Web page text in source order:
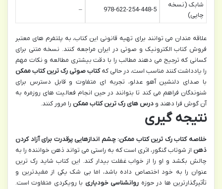
شابک (نسخه
چاپی)
978-622-254-448-5
–
علاقه مندان می توانند برای تهیه قانونی این کتاب، به پلتفرم های معتبر
فروش کتاب الکترونیک و صوتی در ایران مراجعه کنند. نسخه متنی برای
کسانی که ترجیح می دهند مطالب را با دقت بیشتری مطالعه و نکات مهم
را یادداشت کنند مناسب است، در حالی کهکتاب صوتی رک ترین کتاب ممکن
با صدای دلنشین آهو عدلو، تجربه ای متفاوت و قابل دسترس برای
شنوندگان فراهم می کند تا بتوانند در حین انجام فعالیت های روزمره به
آن گوش فرا دهند و درس های رک ترین کتاب ممکن را مرور کنند.
نتیجه گیری
خلاصه کتاب رک ترین کتاب ممکن: چشم اندازهایی پرقدرت برای آزاد کردن
ذهن از شوتاب گنگور، اثری است که به راستی می تواند ذهن خواننده را به
چالش بکشد و او را از خواب غفلت بیدار کند. این کتاب شاید رک ترین
عنوان را به خود اختصاص داده باشد، اما بی شک یکی از مفیدترین و
تأثیرگذارترین ها در حوزه روانشناسی خودیاری با رویکردی متفاوت است.